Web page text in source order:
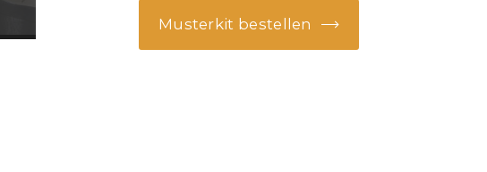
Musterkit bestellen